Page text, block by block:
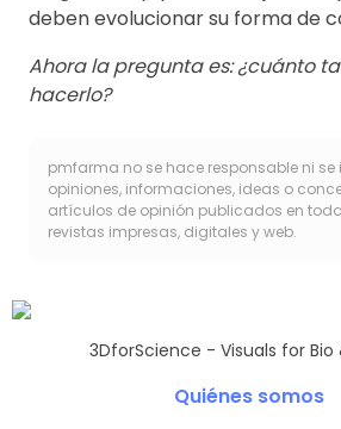
deben evolucionar su forma de
Ahora la pregunta es: ¿cuánto
hacerlo?
pmfarma no se hace responsable ni
opiniones, informaciones, ideas o
artículos de opinión publicados en
revistas impresas, digitales y web.
3DforScience - Visuals for Bio
Quiénes somos